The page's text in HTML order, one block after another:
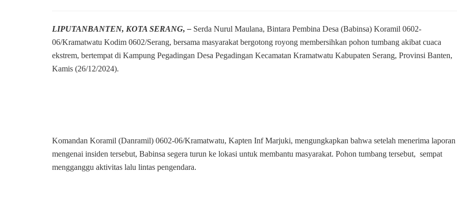
Anggota
Bersihkan
Pohon
LIPUTANBANTEN, KOTA SERANG, – Serda Nurul Maulana, Bintara Pembina Desa (Babinsa) Koramil 0602-
06/Kramatwatu Kodim 0602/Serang, bersama masyarakat bergotong royong membersihkan pohon tumbang akibat cuaca
ekstrem, bertempat di Kampung Pegadingan Desa Pegadingan Kecamatan Kramatwatu Kabupaten Serang, Provinsi Banten,
Kamis (26/12/2024).
Komandan Koramil (Danramil) 0602-06/Kramatwatu, Kapten Inf Marjuki, mengungkapkan bahwa setelah menerima laporan
mengenai insiden tersebut, Babinsa segera turun ke lokasi untuk membantu masyarakat. Pohon tumbang tersebut, sempat
mengganggu aktivitas lalu lintas pengendara.